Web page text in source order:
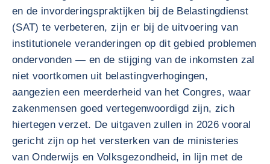
en de invorderingspraktijken bij de Belastingdienst
(SAT) te verbeteren, zijn er bij de uitvoering van
institutionele veranderingen op dit gebied problemen
ondervonden — en de stijging van de inkomsten zal
niet voortkomen uit belastingverhogingen,
aangezien een meerderheid van het Congres, waar
zakenmensen goed vertegenwoordigd zijn, zich
hiertegen verzet. De uitgaven zullen in 2026 vooral
gericht zijn op het versterken van de ministeries
van Onderwijs en Volksgezondheid, in lijn met de